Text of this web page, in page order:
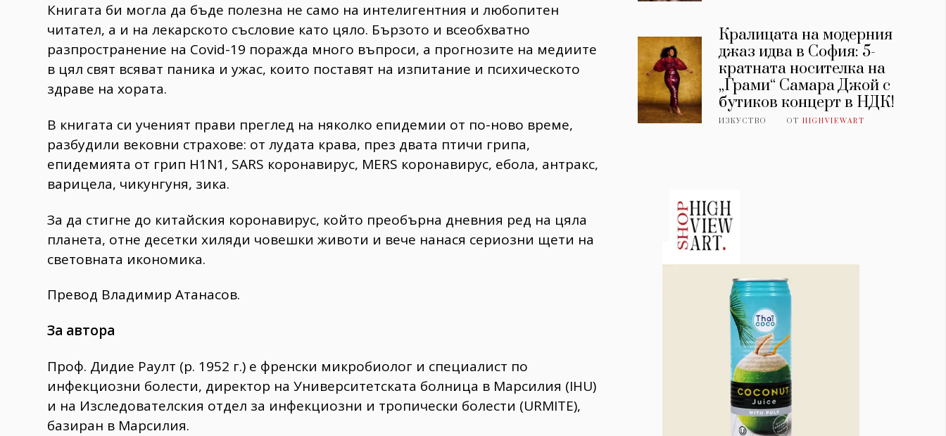
Книгата би могла да бъде полезна не само на интелигентния и любопитен
читател, а и на лекарското съсловие като цяло. Бързото и всеобхватно
разпространение на Covid-19 поражда много въпроси, а прогнозите на медиите
в цял свят всяват паника и ужас, които поставят на изпитание и психическото
здраве на хората.
В книгата си ученият прави преглед на няколко епидемии от по-ново време,
разбудили вековни страхове: от лудата крава, през двата птичи грипа,
епидемията от грип H1N1, SARS коронавирус, MERS коронавирус, ебола, антракс,
варицела, чикунгуня, зика.
За да стигне до китайския коронавирус, който преобърна дневния ред на цяла
планета, отне десетки хиляди човешки животи и вече нанася сериозни щети на
световната икономика.
Превод Владимир Атанасов.
За автора
Проф. Дидие Раулт (р. 1952 г.) е френски микробиолог и специалист по
инфекциозни болести, директор на Университетската болница в Марсилия (IHU)
и на Изследователския отдел за инфекциозни и тропически болести (URMITE),
базиран в Марсилия.
Кралицата на модерния
джаз идва в София: 5-
кратната носителка на
„Грами“ Самара Джой с
бутиков концерт в НДК!
ИЗКУСТВО ОТHIGHVIEWART